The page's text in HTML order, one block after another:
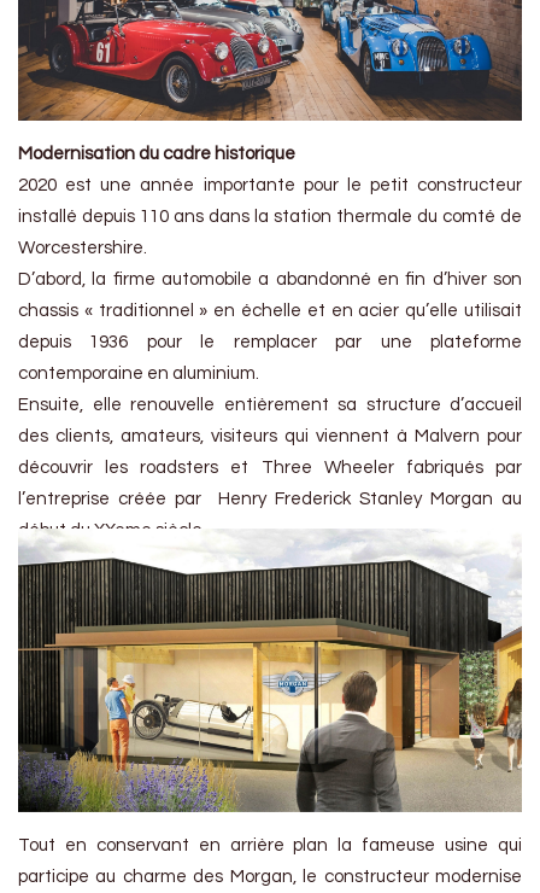
Modernisation du cadre historique
2020 est une année importante pour le petit constructeur
installé depuis 110 ans dans la station thermale du comté de
Worcestershire.
D’abord, la firme automobile a abandonné en fin d’hiver son
chassis « traditionnel » en échelle et en acier qu’elle utilisait
depuis 1936 pour le remplacer par une plateforme
contemporaine en aluminium.
Ensuite, elle renouvelle entièrement sa structure d’accueil
des clients, amateurs, visiteurs qui viennent à Malvern pour
découvrir les roadsters et Three Wheeler fabriqués par
l’entreprise créée par Henry Frederick Stanley Morgan au
début du XXeme siècle.
Tout en conservant en arrière plan la fameuse usine qui
participe au charme des Morgan, le constructeur modernise